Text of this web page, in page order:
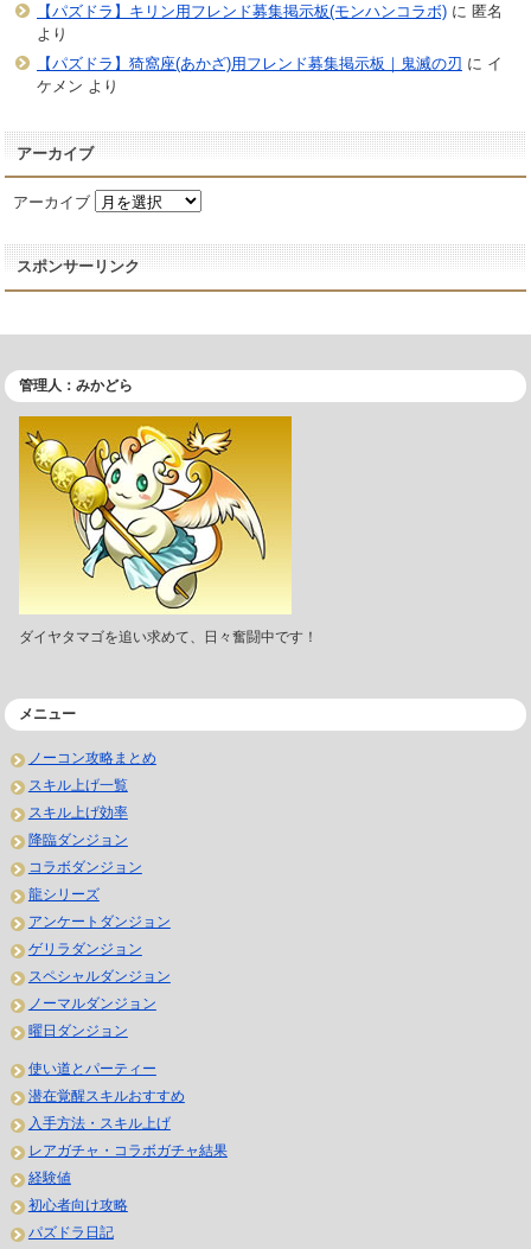
【パズドラ】キリン用フレンド募集掲示板(モンハンコラボ)に 匿名
より
【パズドラ】猗窩座(あかざ)用フレンド募集掲示板｜鬼滅の刃 に イ
ケメン より
アーカイブ
アーカイブ
スポンサーリンク
管理人：みかどら
ダイヤタマゴを追い求めて、日々奮闘中です！
メニュー
ノーコン攻略まとめ
スキル上げ一覧
スキル上げ効率
降臨ダンジョン
コラボダンジョン
龍シリーズ
アンケートダンジョン
ゲリラダンジョン
スペシャルダンジョン
ノーマルダンジョン
曜日ダンジョン
使い道とパーティー
潜在覚醒スキルおすすめ
入手方法・スキル上げ
レアガチャ・コラボガチャ結果
経験値
初心者向け攻略
パズドラ日記